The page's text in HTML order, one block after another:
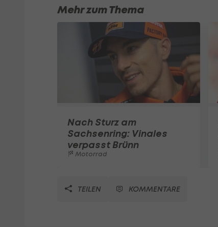
Mehr zum Thema
Nach Sturz am
Sachsenring: Vinales
verpasst Brünn
Motorrad
TEILEN KOMMENTARE